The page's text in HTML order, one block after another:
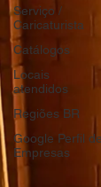
Serviço /
Caricaturista
Catálogos
Locais
atendidos
Regiões BR
Google Perfil de
Empresas